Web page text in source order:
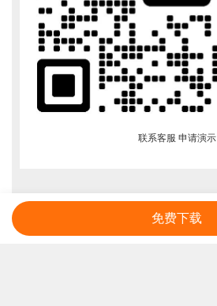
联系客服 申请演示
免费下载